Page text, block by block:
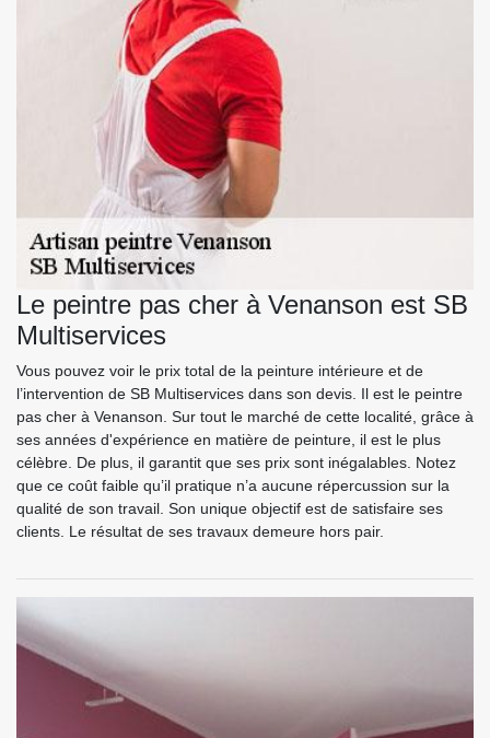
Le peintre pas cher à Venanson est SB
Multiservices
Vous pouvez voir le prix total de la peinture intérieure et de
l’intervention de SB Multiservices dans son devis. Il est le peintre
pas cher à Venanson. Sur tout le marché de cette localité, grâce à
ses années d'expérience en matière de peinture, il est le plus
célèbre. De plus, il garantit que ses prix sont inégalables. Notez
que ce coût faible qu’il pratique n’a aucune répercussion sur la
qualité de son travail. Son unique objectif est de satisfaire ses
clients. Le résultat de ses travaux demeure hors pair.